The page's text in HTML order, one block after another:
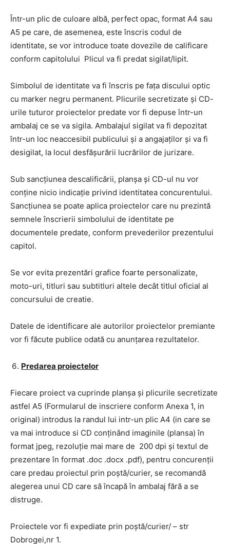
Într-un plic de culoare albă, perfect opac, format A4 sau
A5 pe care, de asemenea, este înscris codul de
identitate, se vor introduce toate dovezile de calificare
conform capitolului Plicul va fi predat sigilat/lipit.
Simbolul de identitate va fi înscris pe fața discului optic
cu marker negru permanent. Plicurile secretizate și CD-
urile tuturor proiectelor predate vor fi depuse într-un
ambalaj ce se va sigila. Ambalajul sigilat va fi depozitat
într-un loc neaccesibil publicului și a angajaților și va fi
desigilat, la locul desfășurării lucrărilor de jurizare.
Sub sancțiunea descalificării, planșa și CD-ul nu vor
conține nicio indicație privind identitatea concurentului.
Sancțiunea se poate aplica proiectelor care nu prezintă
semnele înscrierii simbolului de identitate pe
documentele predate, conform prevederilor prezentului
capitol.
Se vor evita prezentări grafice foarte personalizate,
moto-uri, titluri sau subtitluri altele decât titlul oficial al
concursului de creatie.
Datele de identificare ale autorilor proiectelor premiante
vor fi făcute publice odată cu anunțarea rezultatelor.
Predarea proiectelor
Fiecare proiect va cuprinde planșa și plicurile secretizate
astfel A5 (Formularul de inscriere conform Anexa 1, in
original) introdus la randul lui intr-un plic A4 (in care se
va mai introduce si CD conținând imaginile (plansa) în
format jpeg, rezoluție mai mare de 200 dpi și textul de
prezentare în format .doc .docx .pdf), pentru concurenții
care predau proiectul prin poștă/curier, se recomandă
alegerea unui CD care să încapă în ambalaj fără a se
distruge.
Proiectele vor fi expediate prin poștă/curier/ – str
Dobrogei,nr 1.